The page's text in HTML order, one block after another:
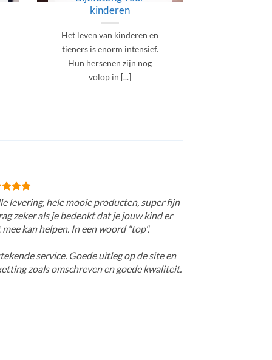
kinderen
Het leven van kinderen en
tieners is enorm intensief.
Hun hersenen zijn nog
volop in [...]
levering, hele mooie producten, super fijn
zeker als je bedenkt dat je jouw kind er
mee kan helpen. In een woord "top".
service. Goede uitleg op de site en
zoals omschreven en goede kwaliteit.